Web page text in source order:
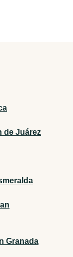
de Juárez
Granada